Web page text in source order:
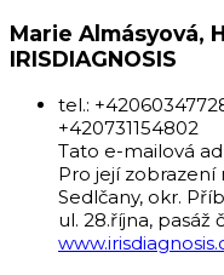
Marie Almásyová,
IRISDIAGNOSIS
tel.:
+420731154802
Tato e-mailová
Pro její
Sedlčany, okr.
ul. 28.října, pasáž